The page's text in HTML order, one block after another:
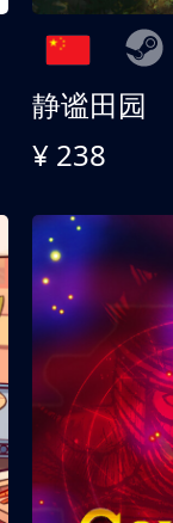
静谧田园
¥ 238